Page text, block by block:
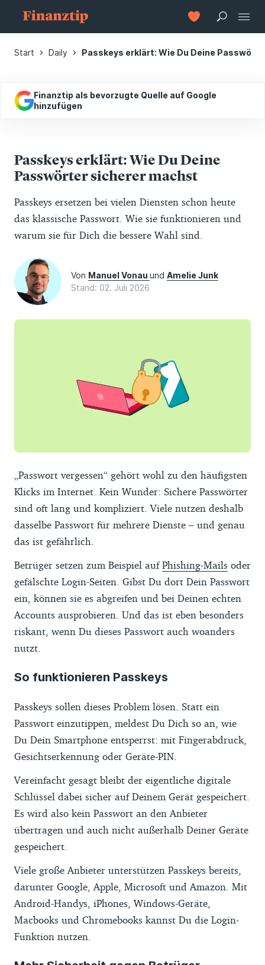
Start Daily Passkeys erklärt: Wie Du Deine
Finanztip als bevorzugte Quelle auf Google
hinzufügen
Passkeys erklärt: Wie Du Deine
Passwörter sicherer machst
Passkeys ersetzen bei vielen Diensten schon heute
das klassische Passwort. Wie sie funktionieren und
warum sie für Dich die bessere Wahl sind.
Von Manuel Vonau und Amelie Junk
Stand: 02. Juli 2026
„Passwort vergessen“ gehört wohl zu den häufigsten
Klicks im Internet. Kein Wunder: Sichere Passwörter
sind oft lang und kompliziert. Viele nutzen deshalb
dasselbe Passwort für mehrere Dienste – und genau
das ist gefährlich.
Betrüger setzen zum Beispiel aufPhishing-Mails oder
gefälschte Login-Seiten. Gibst Du dort Dein Passwort
ein, können sie es abgreifen und bei Deinen echten
Accounts ausprobieren. Und das ist eben besonders
riskant, wenn Du dieses Passwort auch woanders
nutzt.
So funktionieren Passkeys
Passkeys sollen dieses Problem lösen. Statt ein
Passwort einzutippen, meldest Du Dich so an, wie
Du Dein Smartphone entsperrst: mit Fingerabdruck,
Gesichtserkennung oder Geräte-PIN.
Vereinfacht gesagt bleibt der eigentliche digitale
Schlüssel dabei sicher auf Deinem Gerät gespeichert.
Es wird also kein Passwort an den Anbieter
übertragen und auch nicht außerhalb Deiner Geräte
gespeichert.
Viele große Anbieter unterstützen Passkeys bereits,
darunter Google, Apple, Microsoft und Amazon. Mit
Android-Handys, iPhones, Windows-Geräte,
Macbooks und Chromebooks kannst Du die Login-
Funktion nutzen.